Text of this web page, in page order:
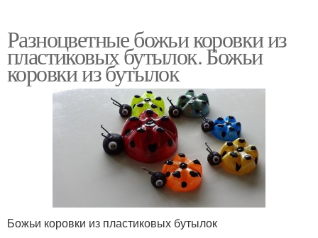
Разноцветные божьи коровки из
пластиковых бутылок. Божьи
коровки из бутылок
Божьи коровки из пластиковых бутылок